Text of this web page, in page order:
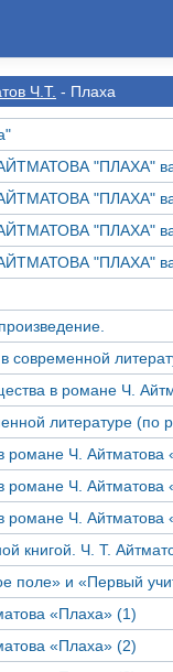
Ч.Т. - Плаха
"ПЛАХА"
"ПЛАХА"
"ПЛАХА"
"ПЛАХА"
в романе Ч.
литературе (по
романе Ч. Айтматова
романе Ч. Айтматова
романе Ч. Айтматова
книгой. Ч. Т.
поле» и «Первый
«Плаха» (1)
«Плаха» (2)